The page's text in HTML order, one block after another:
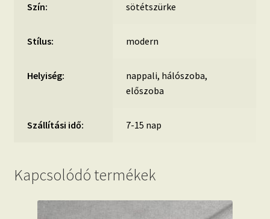
Szín: sötétszürke
Stílus: modern
Helyiség:
nappali, hálószoba,
előszoba
Szállítási idő: 7-15 nap
Kapcsolódó termékek